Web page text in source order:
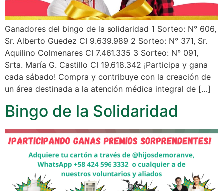
Ganadores del bingo de la solidaridad 1 Sorteo: N° 606,
Sr. Alberto Guedez CI 9.639.989 2 Sorteo: N° 371, Sr.
Aquilino Colmenares CI 7.461.335 3 Sorteo: N° 091,
Srta. María G. Castillo CI 19.618.342 ¡Participa y gana
cada sábado! Compra y contribuye con la creación de
un área destinada a la atención médica integral de […]
Bingo de la Solidaridad